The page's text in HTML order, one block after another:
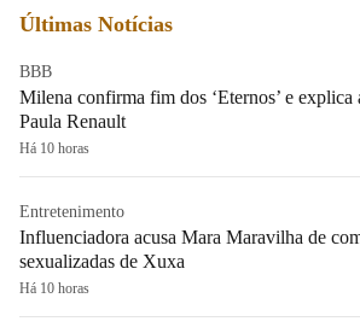
Últimas Notícias
BBB
Milena confirma fim dos ‘Eternos’ e explica
Paula Renault
Há 10 horas
Entretenimento
Influenciadora acusa Mara Maravilha de
sexualizadas de Xuxa
Há 10 horas